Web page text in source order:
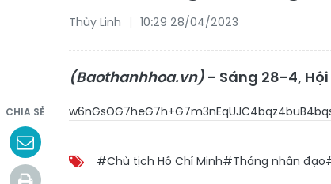
Thùy Linh 10:29 28/04/2023
(Baothanhhoa.vn) - Sáng 28-4,
CHIA SẺ
#Chủ tịch Hồ Chí Minh#Tháng nhân đạo